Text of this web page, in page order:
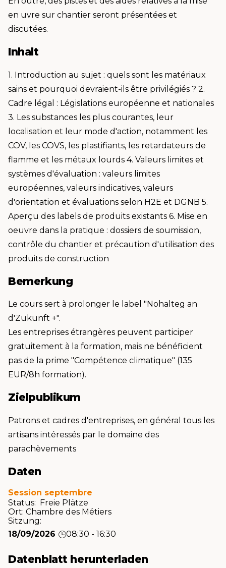
en uvre sur chantier seront présentées et
discutées.
Inhalt
1. Introduction au sujet : quels sont les matériaux
sains et pourquoi devraient-ils être privilégiés ? 2.
Cadre légal : Législations européenne et nationales
3. Les substances les plus courantes, leur
localisation et leur mode d'action, notamment les
COV, les COVS, les plastifiants, les retardateurs de
flamme et les métaux lourds 4. Valeurs limites et
systèmes d'évaluation : valeurs limites
européennes, valeurs indicatives, valeurs
d'orientation et évaluations selon H2E et DGNB 5.
Aperçu des labels de produits existants 6. Mise en
oeuvre dans la pratique : dossiers de soumission,
contrôle du chantier et précaution d'utilisation des
produits de construction
Bemerkung
Le cours sert à prolonger le label "Nohalteg an
d'Zukunft +".
Les entreprises étrangères peuvent participer
gratuitement à la formation, mais ne bénéficient
pas de la prime "Compétence climatique" (135
EUR/8h formation).
Zielpublikum
Patrons et cadres d'entreprises, en général tous les
artisans intéressés par le domaine des
parachèvements
Daten
Session septembre
Status: Freie Plätze
Ort: Chambre des Métiers
Sitzung:
18/09/2026
08:30 - 16:30
Datenblatt herunterladen